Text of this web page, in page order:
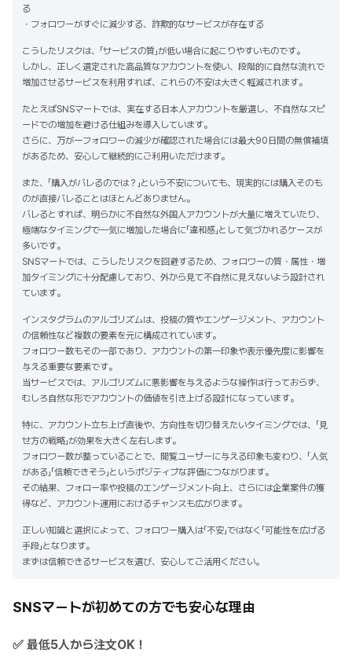
る
・フォロワーがすぐに減少する、詐欺的なサービスが存在する
こうしたリスクは、「サービスの質」が低い場合に起こりやすいものです。
しかし、正しく選定された高品質なアカウントを使い、段階的に自然な流れで
増加させるサービスを利用すれば、これらの不安は大きく軽減されます。
たとえばSNSマートでは、実在する日本人アカウントを厳選し、不自然なスピ
ードでの増加を避ける仕組みを導入しています。
さらに、万が一フォロワーの減少が確認された場合には最大90日間の無償補填
があるため、安心して継続的にご利用いただけます。
また、「購入がバレるのでは？」という不安についても、現実的には購入そのも
のが直接バレることはほとんどありません。
バレるとすれば、明らかに不自然な外国人アカウントが大量に増えていたり、
極端なタイミングで一気に増加した場合に「違和感」として気づかれるケースが
多いです。
SNSマートでは、こうしたリスクを回避するため、フォロワーの質・属性・増
加タイミングに十分配慮しており、外から見て不自然に見えないよう設計され
ています。
インスタグラムのアルゴリズムは、投稿の質やエンゲージメント、アカウント
の信頼性など複数の要素を元に構成されています。
フォロワー数もその一部であり、アカウントの第一印象や表示優先度に影響を
与える重要な要素です。
当サービスでは、アルゴリズムに悪影響を与えるような操作は行っておらず、
むしろ自然な形でアカウントの価値を引き上げる設計になっています。
特に、アカウント立ち上げ直後や、方向性を切り替えたいタイミングでは、「見
せ方の戦略」が効果を大きく左右します。
フォロワー数が整っていることで、閲覧ユーザーに与える印象も変わり、「人気
がある」「信頼できそう」というポジティブな評価につながります。
その結果、フォロー率や投稿のエンゲージメント向上、さらには企業案件の獲
得など、アカウント運用におけるチャンスも広がります。
正しい知識と選択によって、フォロワー購入は「不安」ではなく「可能性を広げる
手段」となります。
まずは信頼できるサービスを選び、安心してご活用ください。
SNSマートが初めての方でも安心な理由
✅ 最低5人から注文OK！